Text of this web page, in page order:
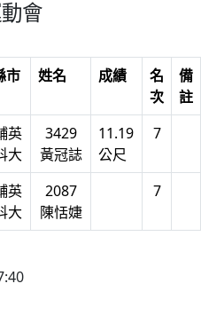
會
市 姓名 成績
名
次
備
註
英
大
3429
黃冠誌
11.19
公尺
7
英
大
2087
陳恬婕
7